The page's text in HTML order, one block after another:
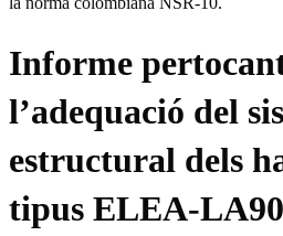
Informe
l’adequació del
estructural dels
tipus ELEA-LA90